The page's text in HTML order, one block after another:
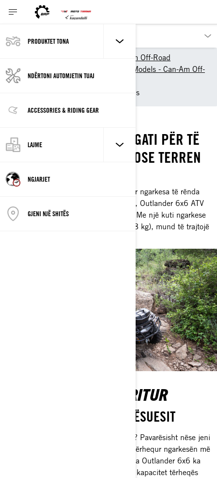
PRODUKTET TONA
NDËRTONI AUTOMJETIN TUAJ
ACCESSORIES & RIDING GEAR
LAJME
NGJARJET
GJENI NJË SHITËS
Can-Am Off-Road
2026 ATV & Side-By-Side Models - Can-Am Off-
Road
6-Wheel (6x6) ATVs & Quads
6-WHEEL ATVS
OUTLANDER 6X6 ËSHTË GATI PËR TË
TRAJTUAR CDO DETYRË OSE TERREN
MË SHUMË TËRHEQJE DHE RUAJTJE
Pavarësisht nëse jeni duke transportuar ngarkesa të rënda
ose jashtë rrugës në terrene të përafërt, Outlander 6x6 ATV
është ndërtuar për të kapërcyer sfidat. Me një kuti ngarkese
me dy nivele me kapacitet 700 lb (318 kg), mund të trajtojë
KALORËSIA KA MËRRITUR
TË RRËSHTIMI DHE TË MBËSUESIT
Gati për të ngarkuar dhe për të shkuar? Pavarësisht nëse jeni
duke tërhequr me kapacitet ose duke tërhequr ngarkesën më
të madhe në anën tuaj të qytetit, ATV-ja Outlander 6x6 ka
një pllakë standarde të pasme dhe një kapacitet tërheqës